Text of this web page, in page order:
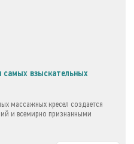
взыскательных
массажных кресел создается
и всемирно признанными